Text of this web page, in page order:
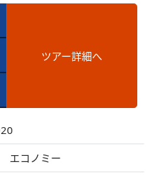
ツアー詳細へ
エコノミー